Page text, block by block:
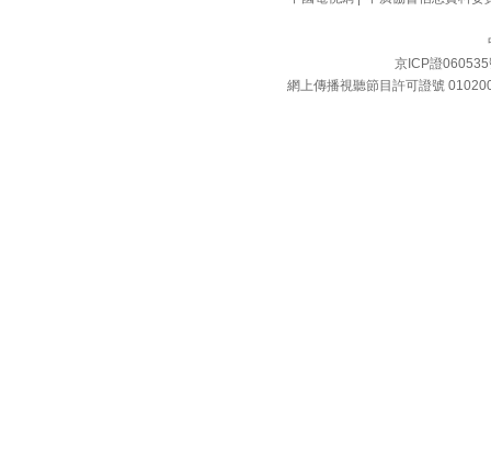
京ICP證060535
網上傳播視聽節目許可證號